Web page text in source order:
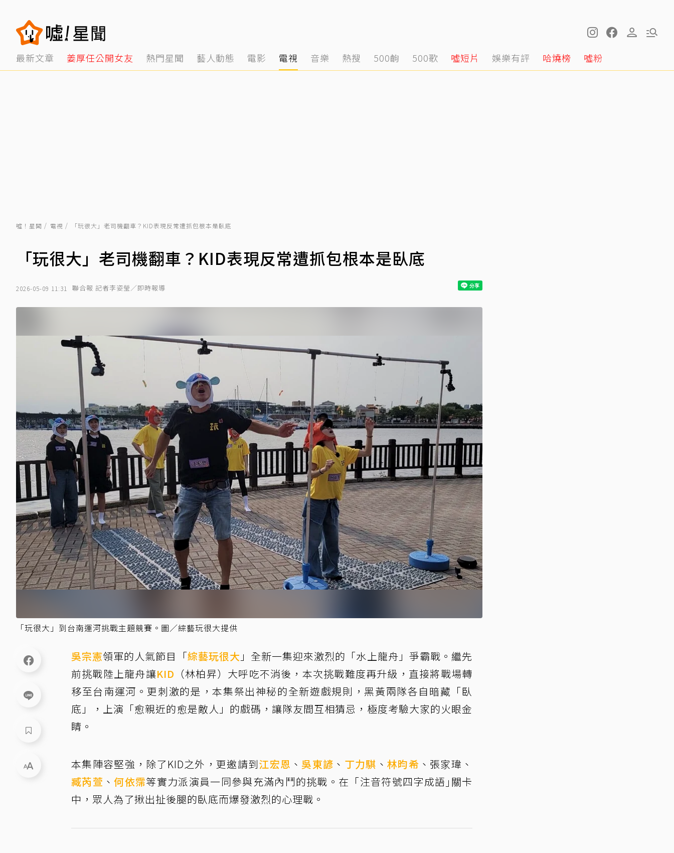
最新文章 姜厚任公開女友 熱門星聞 藝人動態 電影 電視 音樂 熱搜 500齣 500歌 噓短片 娛樂有評 哈燒榜 噓粉
噓！星聞 電視 「玩很大」老司機翻車？KID表現反常遭抓包根本是臥底
「玩很大」老司機翻車？KID表現反常遭抓包根本是臥底
2026-05-09 11:31 聯合報 記者李姿瑩／即時報導
「玩很大」到台南運河挑戰主題競賽。圖／綜藝玩很大提供
吳宗憲領軍的人氣節目「綜藝玩很大 」全新一集迎來激烈的「水上龍舟」爭霸戰。繼先
前挑戰陸上龍舟讓KID （林柏昇）大呼吃不消後，本次挑戰難度再升級，直接將戰場轉
移至台南運河。更刺激的是，本集祭出神秘的全新遊戲規則，黑黃兩隊各自暗藏「臥
底」，上演「愈親近的愈是敵人」的戲碼，讓隊友間互相猜忌，極度考驗大家的火眼金
睛。
本集陣容堅強，除了KID之外，更邀請到江宏恩 、 吳東諺 、 丁力騏 、 林昀希 、張家瑋、
臧芮萱 、何依霈等實力派演員一同參與充滿內鬥的挑戰。在「注音符號四字成語｣關卡
中，眾人為了揪出扯後腿的臥底而爆發激烈的心理戰。